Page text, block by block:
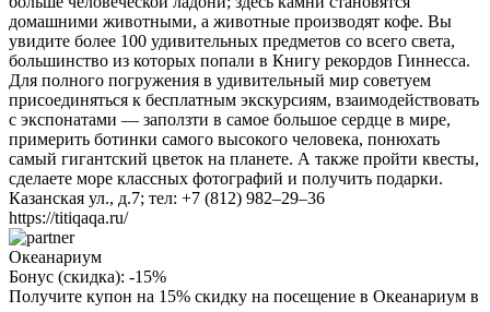
домашними животными, а животные производят кофе. Вы
увидите более 100 удивительных предметов со всего света,
большинство из которых попали в Книгу рекордов Гиннесса.
Для полного погружения в удивительный мир советуем
присоединяться к бесплатным экскурсиям, взаимодействовать
с экспонатами — заползти в самое большое сердце в мире,
примерить ботинки самого высокого человека, понюхать
самый гигантский цветок на планете. А также пройти квесты,
сделаете море классных фотографий и получить подарки.
Казанская ул., д.7; тел: +7 (812) 982–29–36
https://titiqaqa.ru/
Океанариум
Бонус (скидка): -15%
Получите купон на 15% скидку на посещение в Океанариум в